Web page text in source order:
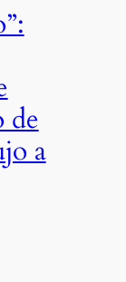
de
a